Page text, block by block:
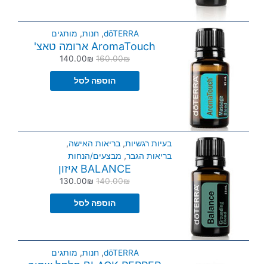
dōTERRA
,חנות, מותגים
AromaTouch ארומה טאצ'
160.00₪
140.00₪
הוספה לסל
בעיות רגשיות, בריאות האישה,
בריאות הגבר, מבצעים/הנחות
BALANCE איזון
140.00₪
130.00₪
הוספה לסל
dōTERRA
,חנות, מותגים